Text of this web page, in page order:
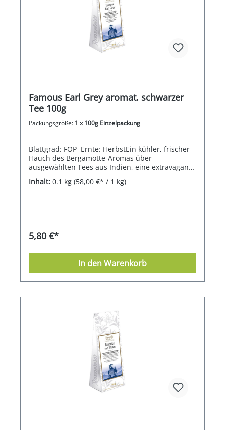
Famous Earl Grey aromat. schwarzer
Tee 100g
Packungsgröße: 1 x 100g Einzelpackung
Blattgrad: FOP Ernte: HerbstEin kühler, frischer
Hauch des Bergamotte-Aromas über
ausgewählten Tees aus Indien, eine extravagante
Komposition.
Inhalt: 0.1 kg (58,00 €* / 1 kg)
5,80 €*
In den Warenkorb